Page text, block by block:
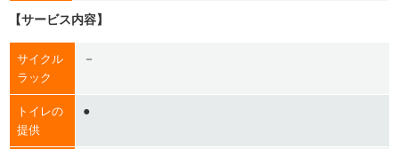
【サービス内容】
サイクル
ラック
－
トイレの
提供
●